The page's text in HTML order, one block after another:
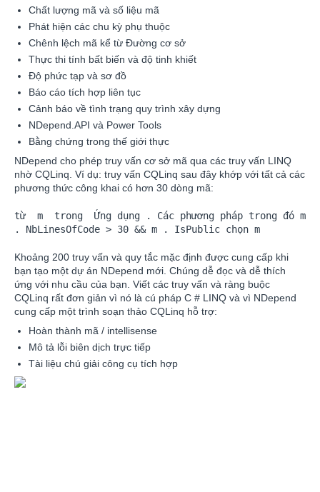
Chất lượng mã và số liệu mã
Phát hiện các chu kỳ phụ thuộc
Chênh lệch mã kể từ Đường cơ sở
Thực thi tính bất biến và độ tinh khiết
Độ phức tạp và sơ đồ
Báo cáo tích hợp liên tục
Cảnh báo về tình trạng quy trình xây dựng
NDepend.API và Power Tools
Bằng chứng trong thế giới thực
NDepend cho phép truy vấn cơ sở mã qua các truy vấn LINQ
nhờ CQLinq. Ví dụ: truy vấn CQLinq sau đây khớp với tất cả các
phương thức công khai có hơn 30 dòng mã:
từ  m  trong  Ứng dụng . Các phương pháp trong đó m
Khoảng 200 truy vấn và quy tắc mặc định được cung cấp khi
bạn tạo một dự án NDepend mới. Chúng dễ đọc và dễ thích
ứng với nhu cầu của bạn. Viết các truy vấn và ràng buộc
CQLinq rất đơn giản vì nó là cú pháp C # LINQ và vì NDepend
cung cấp một trình soạn thảo CQLinq hỗ trợ:
Hoàn thành mã / intellisense
Mô tả lỗi biên dịch trực tiếp
Tài liệu chú giải công cụ tích hợp